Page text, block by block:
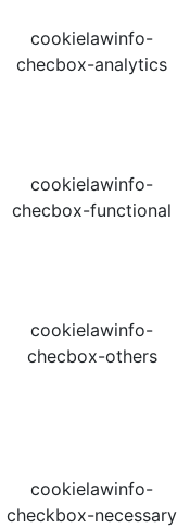
cookielawinfo-
checbox-analytics
cookielawinfo-
checbox-functional
cookielawinfo-
checbox-others
cookielawinfo-
checkbox-necessary